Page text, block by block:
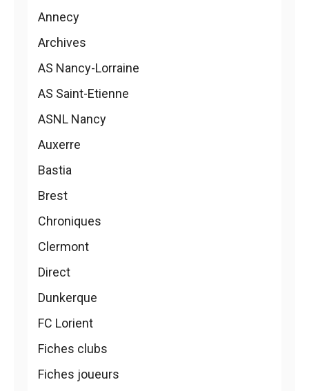
Annecy
Archives
AS Nancy-Lorraine
AS Saint-Etienne
ASNL Nancy
Auxerre
Bastia
Brest
Chroniques
Clermont
Direct
Dunkerque
FC Lorient
Fiches clubs
Fiches joueurs